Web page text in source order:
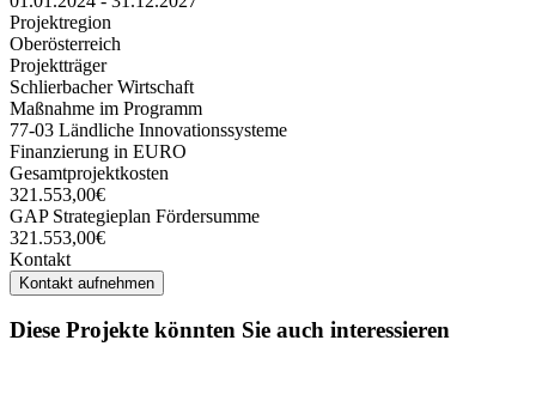
Projektregion
Oberösterreich
Projektträger
Schlierbacher Wirtschaft
Maßnahme im Programm
77-03 Ländliche Innovationssysteme
Finanzierung in EURO
Gesamtprojektkosten
321.553,00€
GAP Strategieplan Fördersumme
321.553,00€
Kontakt
Kontakt aufnehmen
Diese Projekte könnten Sie auch interessieren